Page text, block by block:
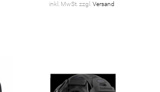
inkl. MwSt. zzgl. Versand